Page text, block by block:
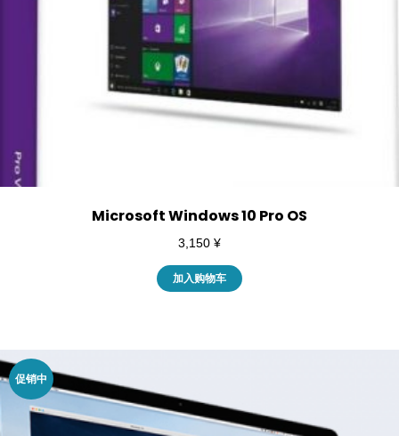
Microsoft Windows 10 Pro OS
3,150 ¥
加入购物车
促销中